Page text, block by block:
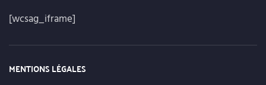
[wcsag_iframe]
MENTIONS LÉGALES